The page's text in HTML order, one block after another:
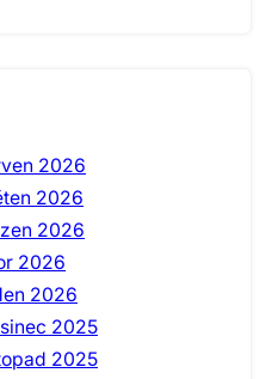
2026
2026
2026
2026
2026
2025
2025